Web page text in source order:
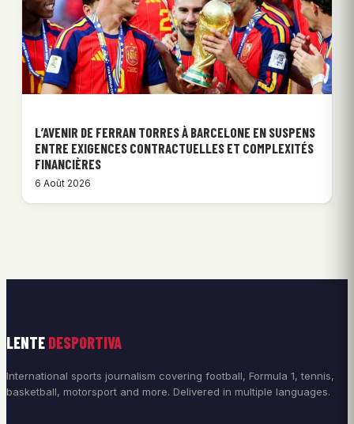
L’AVENIR DE FERRAN TORRES À BARCELONE EN SUSPENS
ENTRE EXIGENCES CONTRACTUELLES ET COMPLEXITÉS
FINANCIÈRES
6 Août 2026
LENTE DESPORTIVA
International sports journalism covering football, Formula 1, tennis,
basketball, motorsport and more. Delivered in multiple languages.